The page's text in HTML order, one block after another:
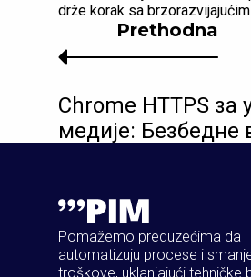
drže korak sa
Prethodna
Chrome HTTPS за
медије: Безбедне
Pomažemo preduzećima da
automatizuju procese i
troškove, uklanjajući tehničke